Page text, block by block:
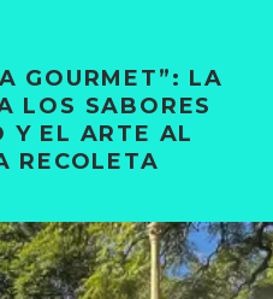
GOURMET”: LA
LOS SABORES
Y EL ARTE AL
RECOLETA